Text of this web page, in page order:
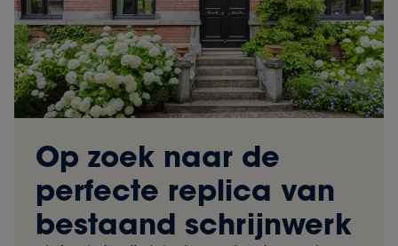
Op zoek naar de
perfecte replica van
bestaand schrijnwerk